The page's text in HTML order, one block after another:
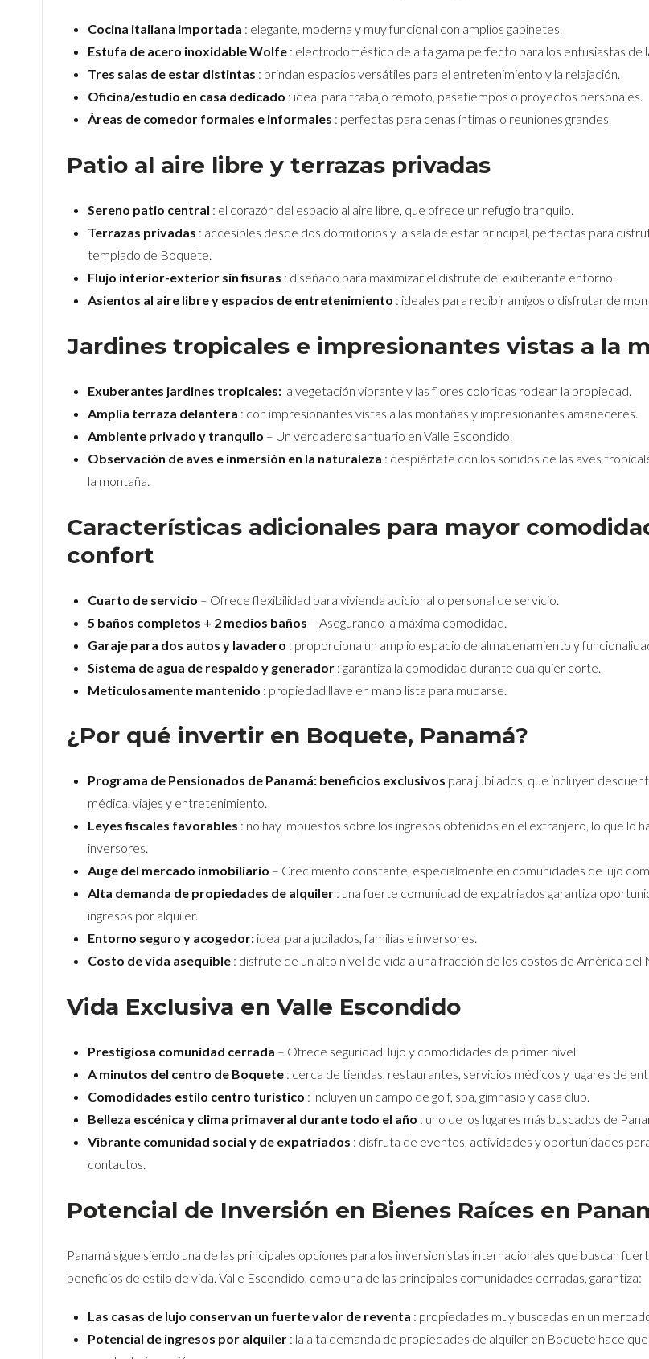
Cocina italiana importada : elegante, moderna y muy funcional con amplios gabinetes.
Estufa de acero inoxidable Wolfe: electrodoméstico de alta gama perfecto para los entusiastas de
Tres salas de estar distintas : brindan espacios versátiles para el entretenimiento y la relajación.
Oficina/estudio en casa dedicado : ideal para trabajo remoto, pasatiempos o proyectos personales.
Áreas de comedor formales e informales : perfectas para cenas íntimas o reuniones grandes.
Patio al aire libre y terrazas privadas
Sereno patio central : el corazón del espacio al aire libre, que ofrece un refugio tranquilo.
Terrazas privadas : accesibles desde dos dormitorios y la sala de estar principal, perfectas para
templado de Boquete.
Flujo interior-exterior sin fisuras : diseñado para maximizar el disfrute del exuberante entorno.
Asientos al aire libre y espacios de entretenimiento : ideales para recibir amigos o disfrutar de
Jardines tropicales e impresionantes vistas a la
Exuberantes jardines tropicales:la vegetación vibrante y las flores coloridas rodean la propiedad.
Amplia terraza delantera : con impresionantes vistas a las montañas y impresionantes amaneceres.
Ambiente privado y tranquilo – Un verdadero santuario en Valle Escondido.
Observación de aves e inmersión en la naturaleza : despiértate con los sonidos de las aves
la montaña.
Características adicionales para mayor
confort
Cuarto de servicio – Ofrece flexibilidad para vivienda adicional o personal de servicio.
5 baños completos + 2 medios baños – Asegurando la máxima comodidad.
Garaje para dos autos y lavadero : proporciona un amplio espacio de almacenamiento y
Sistema de agua de respaldo y generador: garantiza la comodidad durante cualquier corte.
Meticulosamente mantenido : propiedad llave en mano lista para mudarse.
¿Por qué invertir en Boquete, Panamá?
Programa de Pensionados de Panamá: beneficios exclusivos para jubilados, que incluyen
médica, viajes y entretenimiento.
Leyes fiscales favorables : no hay impuestos sobre los ingresos obtenidos en el extranjero, lo que lo
inversores.
Auge del mercado inmobiliario – Crecimiento constante, especialmente en comunidades de lujo
Alta demanda de propiedades de alquiler: una fuerte comunidad de expatriados garantiza
ingresos por alquiler.
Entorno seguro y acogedor:ideal para jubilados, familias e inversores.
Costo de vida asequible: disfrute de un alto nivel de vida a una fracción de los costos de América del
Vida Exclusiva en Valle Escondido
Prestigiosa comunidad cerrada – Ofrece seguridad, lujo y comodidades de primer nivel.
A minutos del centro de Boquete: cerca de tiendas, restaurantes, servicios médicos y lugares de
Comodidades estilo centro turístico : incluyen un campo de golf, spa, gimnasio y casa club.
Belleza escénica y clima primaveral durante todo el año : uno de los lugares más buscados de
Vibrante comunidad social y de expatriados : disfruta de eventos, actividades y oportunidades
contactos.
Potencial de Inversión en Bienes Raíces en
Panamá sigue siendo una de las principales opciones para los inversionistas internacionales que buscan
beneficios de estilo de vida. Valle Escondido, como una de las principales comunidades cerradas, garantiza:
Las casas de lujo conservan un fuerte valor de reventa : propiedades muy buscadas en un
Potencial de ingresos por alquiler: la alta demanda de propiedades de alquiler en Boquete hace que